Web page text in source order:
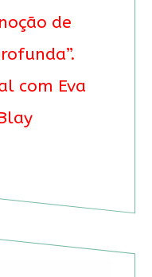
de
com Eva